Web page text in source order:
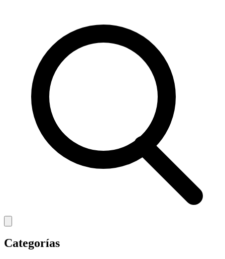
Categorías